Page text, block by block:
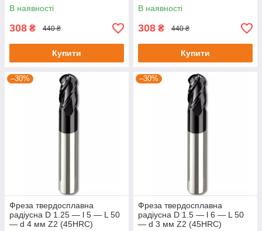
В наявності
308 ₴ 440 ₴
Купити
В наявності
308 ₴ 440 ₴
Купити
–30%
Фреза твердосплавна
радіусна D 1.25 — l 5 — L 50
— d 4 мм Z2 (45HRC)
–30%
Фреза твердосплавна
радіусна D 1.5 — l 6 — L 50
— d 3 мм Z2 (45HRC)